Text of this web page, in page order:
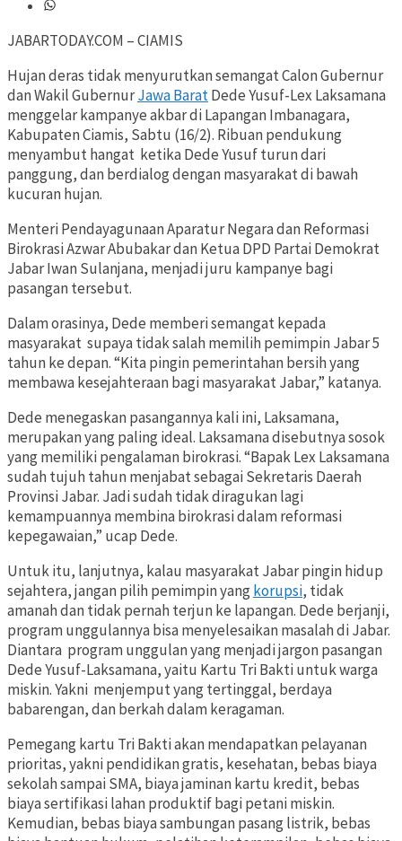
JABARTODAY.COM – CIAMIS
Hujan deras tidak menyurutkan semangat Calon Gubernur
dan Wakil GubernurJawa BaratDede Yusuf-Lex Laksamana
menggelar kampanye akbar di Lapangan Imbanagara,
Kabupaten Ciamis, Sabtu (16/2). Ribuan pendukung
menyambut hangat ketika Dede Yusuf turun dari
panggung, dan berdialog dengan masyarakat di bawah
kucuran hujan.
Menteri Pendayagunaan Aparatur Negara dan Reformasi
Birokrasi Azwar Abubakar dan Ketua DPD Partai Demokrat
Jabar Iwan Sulanjana, menjadi juru kampanye bagi
pasangan tersebut.
Dalam orasinya, Dede memberi semangat kepada
masyarakat supaya tidak salah memilih pemimpin Jabar 5
tahun ke depan. “Kita pingin pemerintahan bersih yang
membawa kesejahteraan bagi masyarakat Jabar,” katanya.
Dede menegaskan pasangannya kali ini, Laksamana,
merupakan yang paling ideal. Laksamana disebutnya sosok
yang memiliki pengalaman birokrasi. “Bapak Lex Laksamana
sudah tujuh tahun menjabat sebagai Sekretaris Daerah
Provinsi Jabar. Jadi sudah tidak diragukan lagi
kemampuannya membina birokrasi dalam reformasi
kepegawaian,” ucap Dede.
Untuk itu, lanjutnya, kalau masyarakat Jabar pingin hidup
sejahtera, jangan pilih pemimpin yangkorupsi, tidak
amanah dan tidak pernah terjun ke lapangan. Dede berjanji,
program unggulannya bisa menyelesaikan masalah di Jabar.
Diantara program unggulan yang menjadi jargon pasangan
Dede Yusuf-Laksamana, yaitu Kartu Tri Bakti untuk warga
miskin. Yakni menjemput yang tertinggal, berdaya
babarengan, dan berkah dalam keragaman.
Pemegang kartu Tri Bakti akan mendapatkan pelayanan
prioritas, yakni pendidikan gratis, kesehatan, bebas biaya
sekolah sampai SMA, biaya jaminan kartu kredit, bebas
biaya sertifikasi lahan produktif bagi petani miskin.
Kemudian, bebas biaya sambungan pasang listrik, bebas